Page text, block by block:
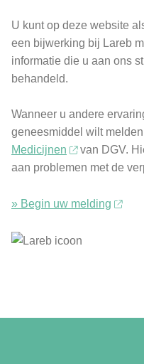
U kunt op deze website
een bijwerking bij Lareb
informatie die u aan ons
behandeld.
Wanneer u andere
geneesmiddel wilt
Medicijnen
van DGV.
aan problemen met de
» Begin uw melding